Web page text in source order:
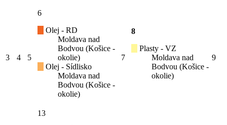
3 4 5
6
Olej - RD
Moldava nad
Bodvou (Košice -
okolie)
Olej - Sídlisko
Moldava nad
Bodvou (Košice -
okolie)
7
8
Plasty - VZ
Moldava nad
Bodvou (Košice -
okolie)
9
13